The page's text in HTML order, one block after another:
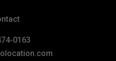
0163